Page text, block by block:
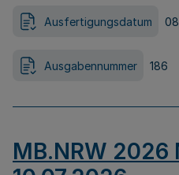
Ausfertigungsdatum
Ausgabennummer 186
MB.NRW 2026